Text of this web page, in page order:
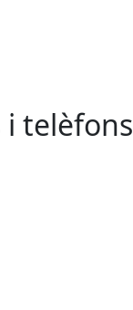
i telèfons